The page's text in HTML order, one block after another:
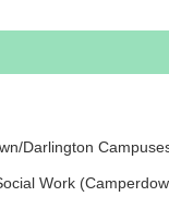
Darlington
Work